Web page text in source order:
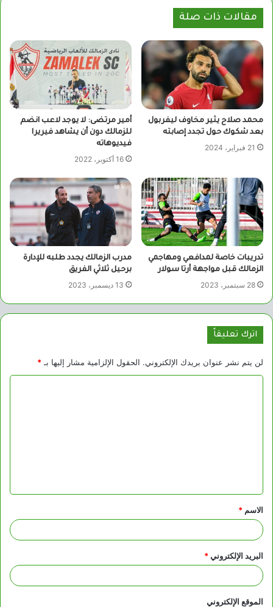
مقالات ذات صلة
محمد صلاح يثير مخاوف ليفربول
بعد شكوك حول تجدد إصابته
21 فبراير، 2024
أمير مرتضى: لا يوجد لاعب انضم
للزمالك دون أن يشاهد فيريرا
فيديوهاته
16 أكتوبر، 2022
تدريبات خاصة لمدافعي ومهاجمي
الزمالك قبل مواجهة أرتا سولار
28 سبتمبر، 2023
مدرب الزمالك يجدد طلبه للإدارة
برحيل ثلاثي الفريق
13 ديسمبر، 2023
اترك تعليقاً
لن يتم نشر عنوان بريدك الإلكتروني. الحقول الإلزامية مشار إليها بـ *
ق
*
الاسم *
البريد الإلكتروني*
الموقع الإلكتروني